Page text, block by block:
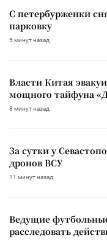
С петербурженки
парковку
5 минут назад
Власти Китая
мощного тайфуна
8 минут назад
За сутки у
дронов ВСУ
11 минут назад
Ведущие
расследовать